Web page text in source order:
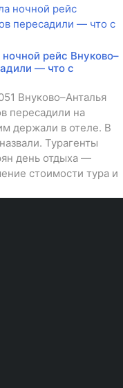
рейс Внуково–
— что с
Внуково–Анталья
пересадили на
держали в отеле. В
Турагенты
день отдыха —
стоимости тура и